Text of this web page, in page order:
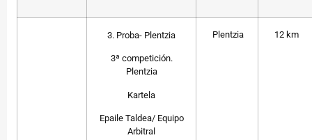
3. Proba- Plentzia
3ª competición.
Plentzia
Kartela
Epaile Taldea/ Equipo
Arbitral
Plentzia 12 km